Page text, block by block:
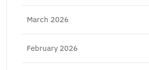
March 2026
February 2026